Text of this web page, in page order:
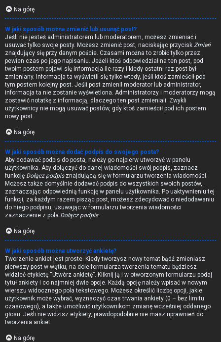
Na górę
W jaki sposób można zmienić lub usunąć post?
Jeśli nie jesteś administratorem lub moderatorem, możesz zmieniać i
usuwać tylko swoje posty. Możesz zmienić post, naciskając przycisk Zmień
znajdujący się przy danym poście. Czasami można to zrobić tylko przez
pewien czas po jego napisaniu. Jeżeli ktoś odpowiedział na ten post, pod
twoim postem pojawi się informacja ile razy i kiedy ostatni raz post był
zmieniany. Informacja ta wyświetli się tylko wtedy, jeśli ktoś zamieścił pod
tym postem kolejny post. Jeśli post zmienił moderator lub administrator,
informacja ta nie zostanie wyświetlona. Administratorzy i moderatorzy mogą
zostawić notatkę z informacją, dlaczego ten post zmieniali. Zwykli
użytkownicy nie mogą usuwać postów, gdy ktoś zamieścił pod ich postem
nowy post.
Na górę
W jaki sposób można dodać podpis do swojego posta?
Aby dodawać podpis do posta, należy go najpierw utworzyć w panelu
użytkownika. Aby dołączyć do danej wiadomości swój podpis, zaznacz
funkcję Dołącz podpisznajdującą się w formularzu tworzenia wiadomości.
Możesz także domyślnie dodawać podpis do wszystkich swoich postów,
zaznaczając odpowiednią funkcję w panelu użytkownika. Po uaktywnieniu tej
funkcji, za każdym razem pisząc post, możesz zdecydować o niedodawaniu
do niego podpisu, usuwając w formularzu tworzenia wiadomości
zaznaczenie z pola Dołącz podpis.
Na górę
W jaki sposób można utworzyć ankietę?
Tworzenie ankiet jest proste. Kiedy tworzysz nowy temat bądź zmieniasz
pierwszy post w wątku, na dole formularza tworzenia tematu będziesz
widzieć etykietę “Utwórz ankietę”. Kliknij ją i w otworzonym formularzu podaj
tytuł ankiety i co najmniej dwie opcje. Każdą opcję należy wpisać w nowym
wierszu widocznego pola tekstowego. Możesz określić liczbę opcji, jakie
użytkownik może wybrać, wyznaczyć czas trwania ankiety (0 – bez limitu
czasowego), a także umożliwić użytkownikom zmianę wcześniej oddanego
głosu. Jeśli nie widzisz etykiety, prawdopodobnie nie masz uprawnień do
tworzenia ankiet.
Na górę